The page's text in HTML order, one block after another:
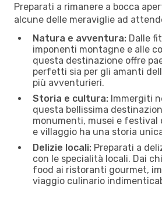
Preparati a rimanere a bocca
alcune delle meraviglie ad
Natura e avventura: Dalle
imponenti montagne e alle
questa destinazione offre
perfetti sia per gli amanti
più avventurieri.
Storia e cultura: Immergiti
questa bellissima
monumenti, musei e
e villaggio ha una storia
Delizie locali: Preparati a
con le specialità locali. Dai
food ai ristoranti gourmet,
viaggio culinario